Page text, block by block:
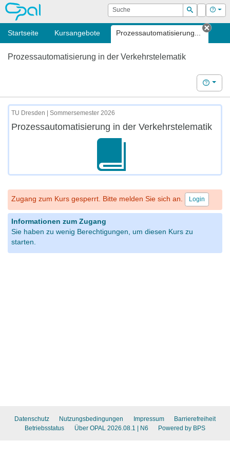
OPAL Suche
Suchen
Login Hilfe
Startseite Kursangebote Prozessautomatisierung...
Tab
Prozessautomatisierung in der Verkehrstelematik
Hilfe
TU Dresden | Sommersemester 2026
Prozessautomatisierung in der Verkehrstelematik
Zugang zum Kurs gesperrt. Bitte melden Sie sich an. Login
Informationen zum Zugang
Sie haben zu wenig Berechtigungen, um diesen Kurs zu
starten.
Datenschutz Nutzungsbedingungen Impressum
Barrierefreiheit
Betriebsstatus
Über OPAL 2026.08.1 | N6 Powered by BPS